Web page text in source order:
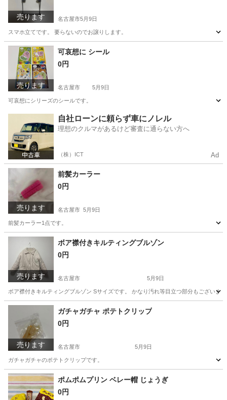
売ります 名古屋市5月9日
スマホ立てです。 要らないのでお譲りします。
愛知 名古屋市 携帯アクセサリー
売ります
可哀想に シール
0円
名古屋市 5月9日
可哀想にシリーズのシールです。
その他
自社ローンに頼らず車にノレル
理想のクルマがあるけど審査に通らない方へ
（株）ICT Ad
売ります
前髪カーラー
0円
名古屋市 5月9日
前髪カーラー1点です。
愛知 名古屋市 その他
売ります
ボア襟付きキルティングブルゾン
0円
名古屋市 5月9日
ボア襟付きキルティングブルゾン Sサイズです。 かなり汚れ等目立つ部分もございま
愛知 名古屋市 コート 譲り
売ります
ガチャガチャ ポテトクリップ
0円
名古屋市 5月9日
ガチャガチャのポテトクリップです。
愛知 名古屋市 その他 ガチャガチャ
ポムポムプリン ベレー帽 じょうぎ
0円